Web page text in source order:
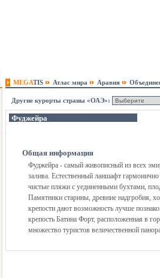
MEGATIS Атлас мира Аравия
Другие курорты страны «ОАЭ»:
Фуджейра
Общая информация
Фуджейра - самый живописный из всех
залива. Естественный ланшафт
чистые пляжи с уединенными бухтами,
Памятники старины, древние надгробия,
крепости дают возможность лучше
крепость Батина Форт, расположенная в
множество туристов величественной